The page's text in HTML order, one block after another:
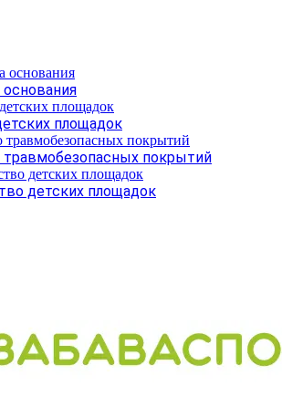
площадок
травмобезопасных покрытий
детских площадок